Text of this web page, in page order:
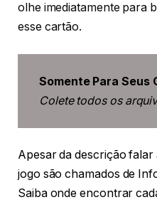
olhe imediatamente para
esse cartão.
Somente Para Seus
Colete todos os
Apesar da descrição
jogo são chamados de
Saiba onde encontrar